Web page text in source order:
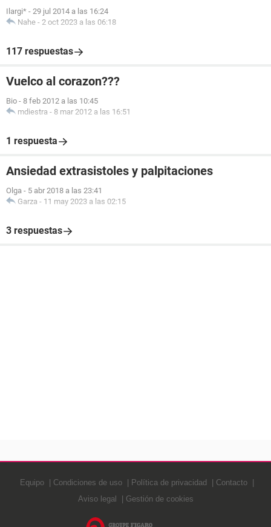
Ilargi* - 29 jul 2014 a las 16:24
Nahe - 2 oct 2023 a las 06:18
117 respuestas
Vuelco al corazon???
Bio - 8 feb 2012 a las 10:45
mdiestra - 8 mar 2012 a las 16:51
1 respuesta
Ansiedad extrasistoles y palpitaciones
Olga - 5 abr 2018 a las 23:41
Garza - 11 may 2023 a las 02:15
3 respuestas
Equipo Condiciones de uso Política de privacidad
Contacto
Aviso legal
Gestión de cookies